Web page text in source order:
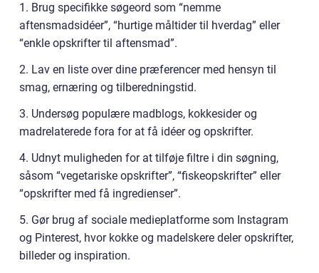
1. Brug specifikke søgeord som “nemme
aftensmadsidéer”, “hurtige måltider til hverdag” eller
“enkle opskrifter til aftensmad”.
2. Lav en liste over dine præferencer med hensyn til
smag, ernæring og tilberedningstid.
3. Undersøg populære madblogs, kokkesider og
madrelaterede fora for at få idéer og opskrifter.
4. Udnyt muligheden for at tilføje filtre i din søgning,
såsom “vegetariske opskrifter”, “fiskeopskrifter” eller
“opskrifter med få ingredienser”.
5. Gør brug af sociale medieplatforme som Instagram
og Pinterest, hvor kokke og madelskere deler opskrifter,
billeder og inspiration.